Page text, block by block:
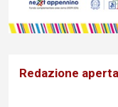
Redazione aperta